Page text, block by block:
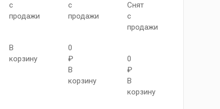
с
продажи
В
корзину
с
продажи
0
₽
В
корзину
Снят
с
продажи
0
₽
В
корзину